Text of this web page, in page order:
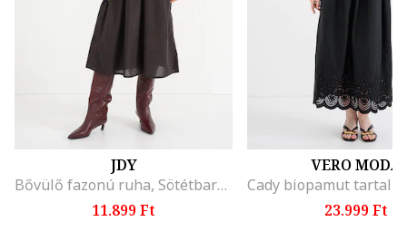
JDY
Bővülő fazonú ruha, Sötétbarna
11.899 Ft
VERO MODA
23.999 Ft